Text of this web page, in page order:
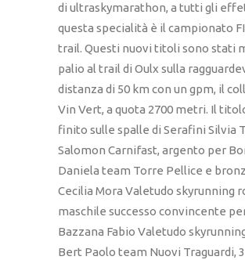
di ultraskymarathon, a tutti gli
questa specialità è il campionato
trail. Questi nuovi titoli sono stati
palio al trail di Oulx sulla
distanza di 50 km con un gpm, il
Vin Vert, a quota 2700 metri. Il
finito sulle spalle di Serafini Silvia
Salomon Carnifast, argento per
Daniela team Torre Pellice e
Cecilia Mora Valetudo skyrunning
maschile successo convincente
Bazzana Fabio Valetudo
Bert Paolo team Nuovi Traguardi,